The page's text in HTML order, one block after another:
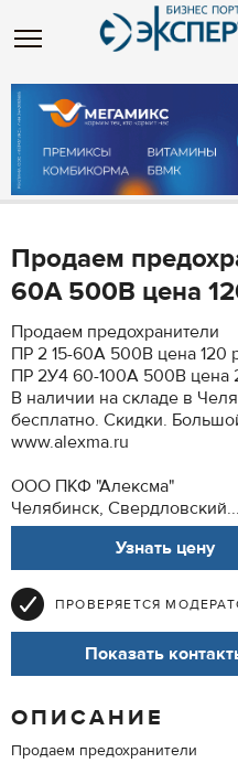
Продаем
60А 500В цена
Продаем предохранители
ПР 2 15-60А 500В цена 120
ПР 2У4 60-100А 500В цена
В наличии на складе в
бесплатно. Скидки.
www.alexma.ru
ООО ПКФ "Алексма"
Челябинск, Свердловский...
Узнать цену
ПРОВЕРЯЕТСЯ
Показать
ОПИСАНИЕ
Продаем предохранители